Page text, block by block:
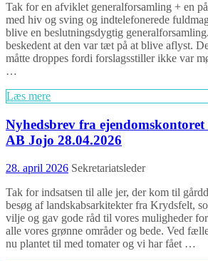
Tak for en afviklet generalforsamling + en
med hiv og sving og indtelefonerede
blive en beslutningsdygtig
beskedent at den var tæt på at blive aflyst.
måtte droppes fordi forslagsstiller ikke var
…
Læs mere
Nyhedsbrev fra ejendomskontoret
AB Jojo 28.04.2026
28. april 2026 Sekretariatsleder
Tak for indsatsen til alle jer, der kom til
besøg af landskabsarkitekter fra Krydsfelt,
vilje og gav gode råd til vores muligheder
alle vores grønne områder og bede. Ved
nu plantet til med tomater og vi har fået …